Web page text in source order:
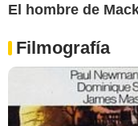
El hombre de
Filmografía